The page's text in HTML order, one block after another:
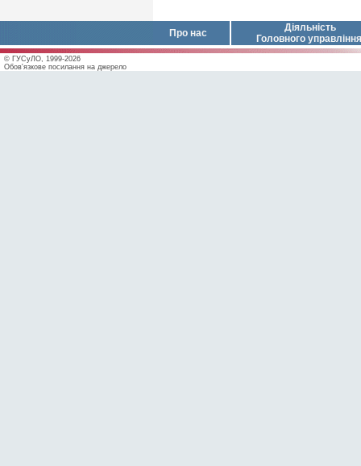
Про нас
Діяльність
Головного управління
© ГУСуЛО, 1999-2026
Обов'язкове посилання на джерело